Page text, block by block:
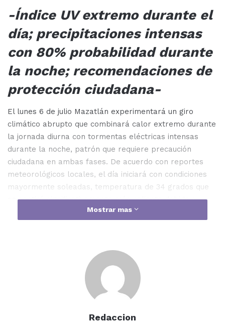
-Índice UV extremo durante el
día; precipitaciones intensas
con 80% probabilidad durante
la noche; recomendaciones de
protección ciudadana-
El lunes 6 de julio Mazatlán experimentará un giro
climático abrupto que combinará calor extremo durante
la jornada diurna con tormentas eléctricas intensas
durante la noche, patrón que requiere precaución
ciudadana en ambas fases. De acuerdo con reportes
meteorológicos locales, el día iniciará con condiciones
mayormente soleadas, temperatura de 34 grados que
se sentirá significativamente más caliente debido a
humedad relativa del 64 por ciento, elevando sensación
horas pico del mediodía, exposición que presenta riesgo
de quemadura solar acelerada y deshidratación en
población expuesta sin protección.
Fase diurna con calor extremo e índice UV crítico.
Durante la mañana, Mazatlán presenta cielo
Mostrar mas
Redaccion